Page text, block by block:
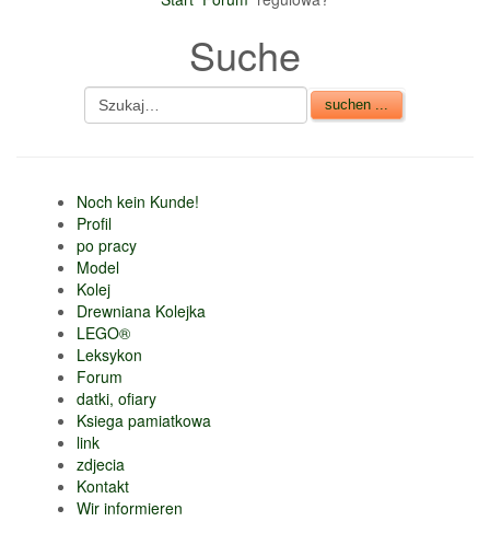
Suche
Noch kein Kunde!
Profil
po pracy
Model
Kolej
Drewniana Kolejka
LEGO®
Leksykon
Forum
datki, ofiary
Ksiega pamiatkowa
link
zdjecia
Kontakt
Wir informieren